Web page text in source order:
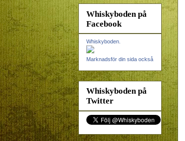
Whiskyboden på
Facebook
Whiskyboden.
Marknadsför din sida också
Whiskyboden på
Twitter